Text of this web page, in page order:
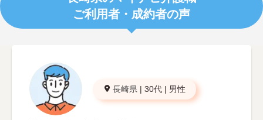
ご利用者・成約者の声
長崎県 | 30代 | 男性